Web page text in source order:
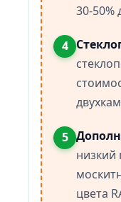
30-50%
4
5
низкий
цвета